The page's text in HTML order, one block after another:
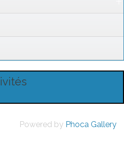
Powered by Phoca Gallery